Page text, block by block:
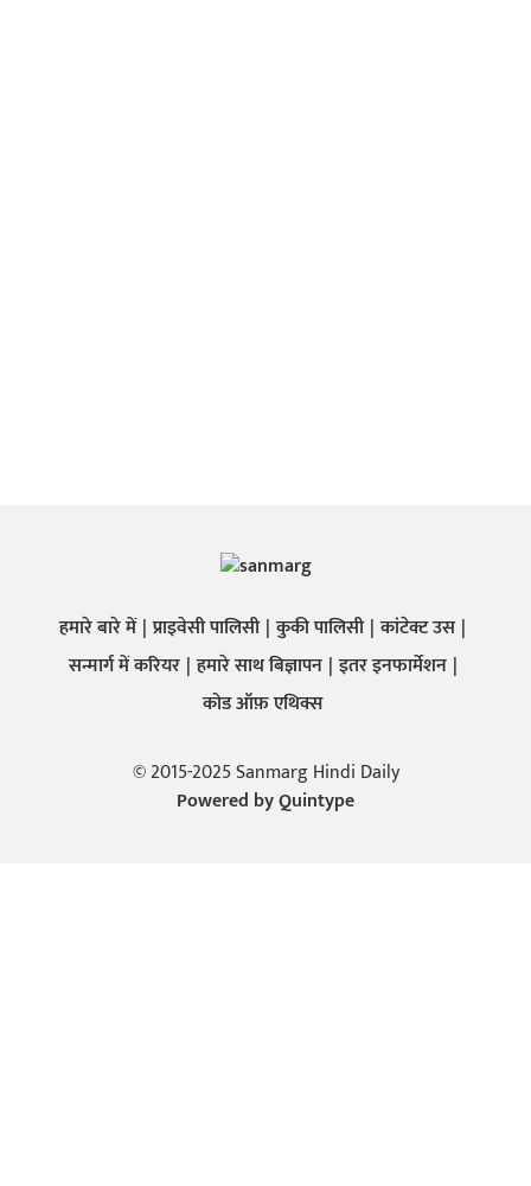
हमारे बारे में प्राइवेसी पालिसी कुकी पालिसी कांटेक्ट उस
सन्मार्ग में करियर हमारे साथ बिज्ञापन इतर इनफार्मेशन
कोड ऑफ़ एथिक्स
© 2015-2025 Sanmarg Hindi Daily
Powered byQuintype